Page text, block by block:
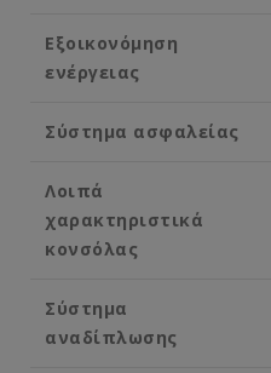
Εξοικονόμηση
ενέργειας
Σύστημα ασφαλείας
Λοιπά
χαρακτηριστικά
κονσόλας
Σύστημα
αναδίπλωσης